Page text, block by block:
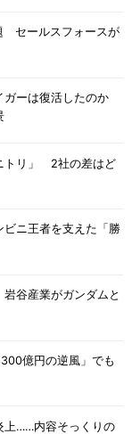
セールスフォースが
ガーは復活したのか
トリ」 2社の差はど
ニ王者を支えた「勝
谷産業がガンダムと
億円の逆風」でも
上……内容そっくりの